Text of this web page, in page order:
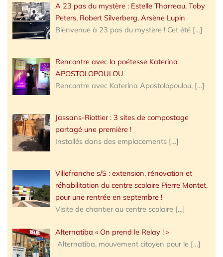
A 23 pas du mystère : Estelle Tharreau, Toby
Peters, Robert Silverberg, Arsène Lupin
Bienvenue à 23 pas du mystère ! Cet été […]
Rencontre avec la poétesse Katerina
APOSTOLOPOULOU
Rencontre avec Katerina Apostolopoulou, […]
Jassans-Riottier : 3 sites de compostage
partagé une première !
Installés dans des emplacements […]
Villefranche s/S : extension, rénovation et
réhabilitation du centre scolaire Pierre Montet,
pour une rentrée en septembre !
Visite de chantier au centre scolaire […]
Alternatiba « On prend le Relay ! »
Alternatiba, mouvement citoyen pour le […]